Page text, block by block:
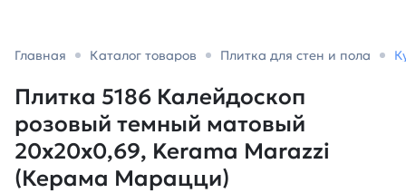
Главная Каталог товаров Плитка для стен и пола
Плитка 5186 Калейдоскоп
розовый темный матовый
20x20x0,69, Kerama Marazzi
(Керама Марацци)